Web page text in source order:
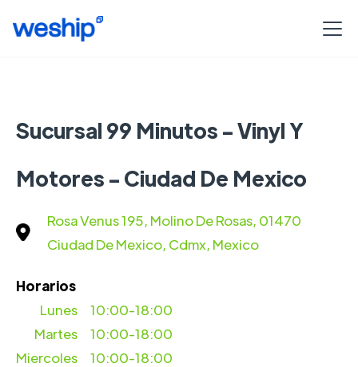
Sucursal 99 Minutos - Vinyl Y
Motores - Ciudad De Mexico
Rosa Venus 195, Molino De Rosas, 01470
Ciudad De Mexico, Cdmx, Mexico
Horarios
10:00-18:00
Martes
Miercoles
Lunes
10:00-18:00
10:00-18:00